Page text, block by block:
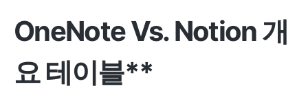
OneNote Vs. Notion 개
요 테이블**